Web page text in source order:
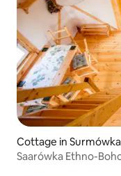
Cottage in Surmówka
Saarówka Ethno-